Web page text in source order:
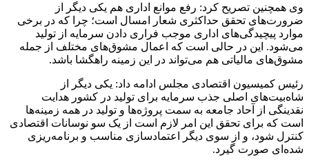
وی همچنین تصریح کرد: رفع موانع اداری هم یکی دیگر از
ضرورت‌های تحقق حداکثری شعار امسال است؛ چرا که در برخی
موارد پیچیدگی‌های اداری موجب فراری دادن سرمایه از تولید
می‌شود. این در حالی است که اعمال مشوق‌های مختلف از جمله
مشوق‌های مالیاتی هم می‌تواند در این زمینه راهگشا باشد.
رئیس کمیسیون اقتصادی مجلس ادامه داد: یکی دیگر از
شاه‌بیت‌های اصلی جذب سرمایه برای تولید در کشور هدایت
نقدینگی از آحاد جامعه به سمت پروژه‌ها و تولید در همه زمینه‌ها
است که برای تحقق این امر لازم است از یک سو نوسانات اقتصادی
کنترل شود، و از سوی دیگر اعتمادسازی مناسب و برنامه‌ریزی
شده‌ای صورت گیرد.